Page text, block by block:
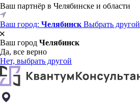
Ваш партнёр в Челябинске и области
Ваш город: Челябинск Выбрать другой
Ваш город Челябинск
Да, все верно
Нет, выбрать другой